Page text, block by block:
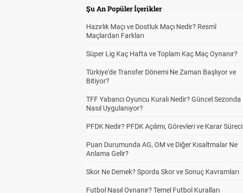
Şu An Popüler İçerikler
Hazırlık Maçı ve Dostluk Maçı Nedir? Resmî
Maçlardan Farkları
Süper Lig Kaç Hafta ve Toplam Kaç Maç Oynanır?
Türkiye'de Transfer Dönemi Ne Zaman Başlıyor ve
Bitiyor?
TFF Yabancı Oyuncu Kuralı Nedir? Güncel Sezonda
Nasıl Uygulanıyor?
PFDK Nedir? PFDK Açılımı, Görevleri ve Karar Süreci
Puan Durumunda AG, OM ve Diğer Kısaltmalar Ne
Anlama Gelir?
Skor Ne Demek? Sporda Skor ve Sonuç Kavramları
Futbol Nasıl Oynanır? Temel Futbol Kuralları